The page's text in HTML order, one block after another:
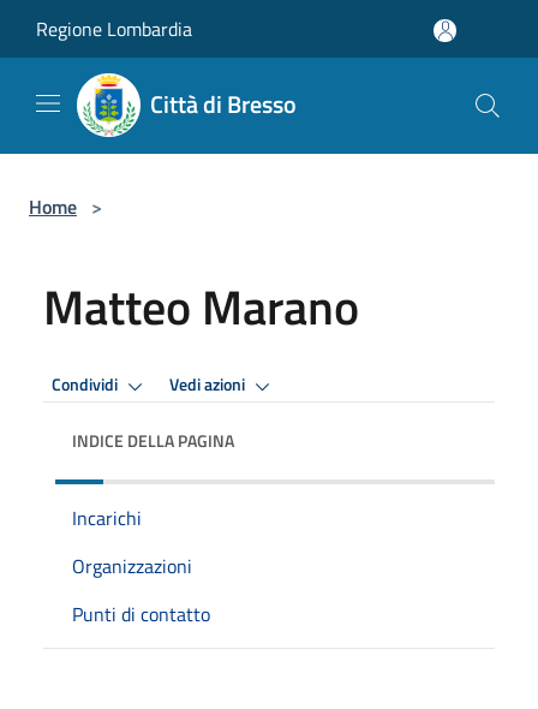
Regione Lombardia
Città di Bresso
Home >
Matteo Marano
Condividi Vedi azioni
INDICE DELLA PAGINA
Incarichi
Organizzazioni
Punti di contatto